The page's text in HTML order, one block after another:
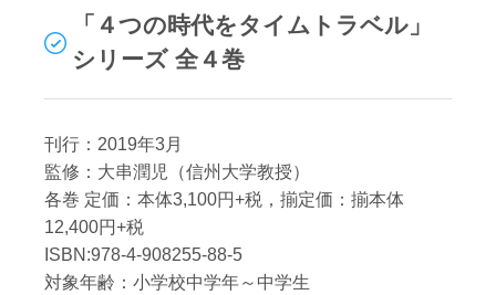
「４つの時代をタイムトラベル」
シリーズ 全４巻
刊行：2019年3月
監修：大串潤児（信州大学教授）
各巻 定価：本体3,100円+税，揃定価：揃本体
12,400円+税
ISBN:978-4-908255-88-5
対象年齢：小学校中学年～中学生